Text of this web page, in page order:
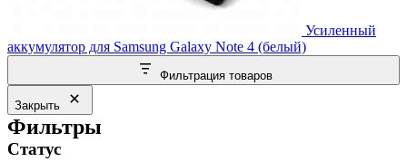
Усиленный
аккумулятор для Samsung Galaxy Note 4 (белый)
Фильтрация товаров
Закрыть
Фильтры
Статус